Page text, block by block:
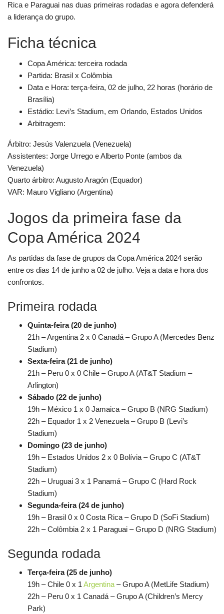
Rica e Paraguai nas duas primeiras rodadas e agora defenderá
a liderança do grupo.
Ficha técnica
Copa América: terceira rodada
Partida: Brasil x Colômbia
Data e Hora: terça-feira, 02 de julho, 22 horas (horário de
Brasília)
Estádio: Levi’s Stadium, em Orlando, Estados Unidos
Arbitragem:
Árbitro: Jesús Valenzuela (Venezuela)
Assistentes: Jorge Urrego e Alberto Ponte (ambos da
Venezuela)
Quarto árbitro: Augusto Aragón (Equador)
VAR: Mauro Vigliano (Argentina)
Jogos da primeira fase da
Copa América 2024
As partidas da fase de grupos da Copa América 2024 serão
entre os dias 14 de junho a 02 de julho. Veja a data e hora dos
confrontos.
Primeira rodada
Quinta-feira (20 de junho)
21h – Argentina 2 x 0 Canadá – Grupo A (Mercedes Benz
Stadium)
Sexta-feira (21 de junho)
21h – Peru 0 x 0 Chile – Grupo A (AT&T Stadium –
Arlington)
Sábado (22 de junho)
19h – México 1 x 0 Jamaica – Grupo B (NRG Stadium)
22h – Equador 1 x 2 Venezuela – Grupo B (Levi’s
Stadium)
Domingo (23 de junho)
19h – Estados Unidos 2 x 0 Bolívia – Grupo C (AT&T
Stadium)
22h – Uruguai 3 x 1 Panamá – Grupo C (Hard Rock
Stadium)
Segunda-feira (24 de junho)
19h – Brasil 0 x 0 Costa Rica – Grupo D (SoFi Stadium)
22h – Colômbia 2 x 1 Paraguai – Grupo D (NRG Stadium)
Segunda rodada
Terça-feira (25 de junho)
19h – Chile 0 x 1 Argentina – Grupo A (MetLife Stadium)
22h – Peru 0 x 1 Canadá – Grupo A (Children’s Mercy
Park)